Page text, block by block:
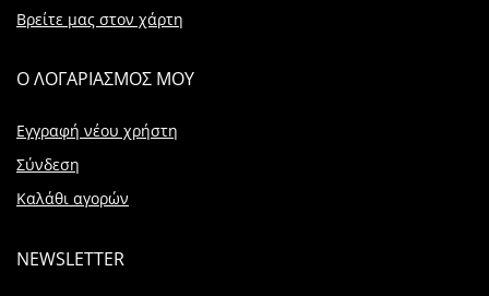
Βρείτε μας στον χάρτη
Ο ΛΟΓΑΡΙΑΣΜΟΣ ΜΟΥ
Εγγραφή νέου χρήστη
Σύνδεση
Καλάθι αγορών
NEWSLETTER